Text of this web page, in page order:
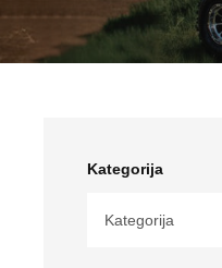
Kategorija